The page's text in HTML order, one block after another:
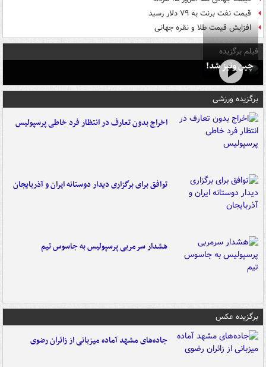
قیمت نفت برنت به ۷۹ دلار رسید
افزایش قیمت طلا و نقره جهانی
فیلم برگزیده
چین ونیز شد!
برگزیده ورزشی
اخراج بدون تعارف در انتظار فرد خاطی پرسپولیس
توافق برای برگزاری دیدار دوستانه ایران و آذربایجان
هشدار سرمربی پرسپولیس به جاسوس تیم
برگزیده عکس
جاده‌های مشهد آماده میزبانی از زائران رضوی